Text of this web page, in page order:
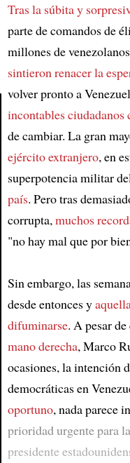
Article
Tras la súbita y
parte de comandos de
millones de
sintieron renacer la
volver pronto a
incontables ciudadanos
de cambiar. La gran
ejército extranjero, en
superpotencia militar
país. Pero tras
corrupta,muchos
"no hay mal que por
Sin embargo, las
desde entonces y
difuminarse. A pesar
mano derecha, Marco
ocasiones, la intención
democráticas en
oportuno, nada parece
prioridad urgente para
presidente